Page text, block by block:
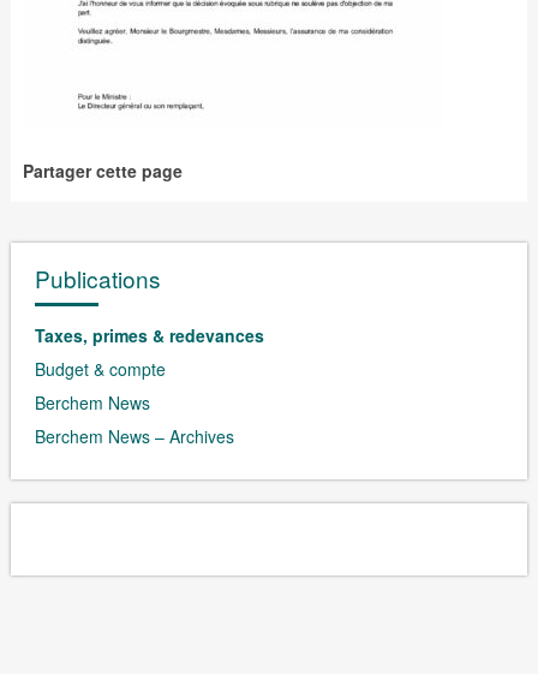
Partager cette page
Publications
Taxes, primes & redevances
Budget & compte
Berchem News
Berchem News – Archives